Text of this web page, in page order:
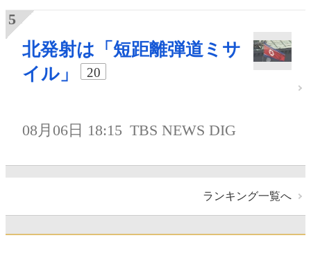
北発射は「短距離弾道ミサ
イル」
20
08月06日 18:15 TBS NEWS DIG
ランキング一覧へ